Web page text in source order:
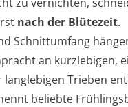
nach der Blütezeit.
Schnittumfang
an kurzlebigen,
Trieben
beliebte